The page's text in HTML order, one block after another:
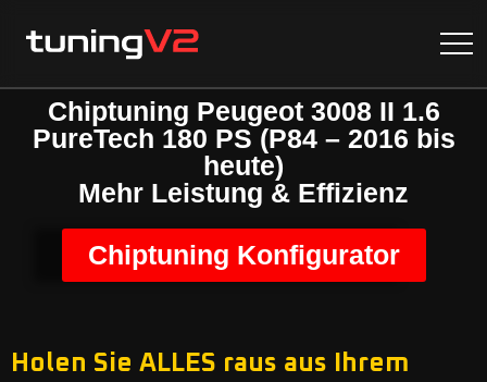
Chiptuning Peugeot 3008 II 1.6
PureTech 180 PS (P84 – 2016 bis
heute)
Mehr Leistung & Effizienz
Chiptuning Konfigurator
Holen Sie ALLES raus aus Ihrem